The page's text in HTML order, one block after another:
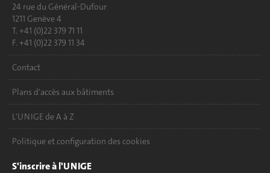
24 rue du Général-Dufour
1211 Genève 4
T. +41 (0)22 379 71 11
F. +41 (0)22 379 11 34
Contact
Plans d'accès aux bâtiments
L'UNIGE de A à Z
Politique et configuration des cookies
S'inscrire à l'UNIGE